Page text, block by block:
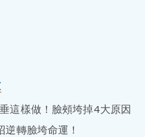
這樣做！臉頰垮掉4大原因
逆轉臉垮命運！